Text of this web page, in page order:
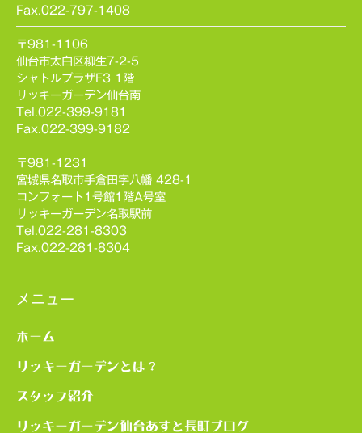
Fax.022-797-1408
〒981-1106
仙台市太白区柳生7-2-5
シャトルプラザF3 1階
リッキーガーデン仙台南
Tel.022-399-9181
Fax.022-399-9182
〒981-1231
宮城県名取市手倉田字八幡 428-1
コンフォート1号館1階A号室
リッキーガーデン名取駅前
Tel.022-281-8303
Fax.022-281-8304
メニュー
ホーム
リッキーガーデンとは？
スタッフ紹介
リッキーガーデン仙台あすと長町ブログ